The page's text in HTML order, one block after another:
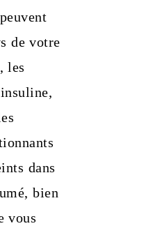
de votre
les
dans
bien
vous